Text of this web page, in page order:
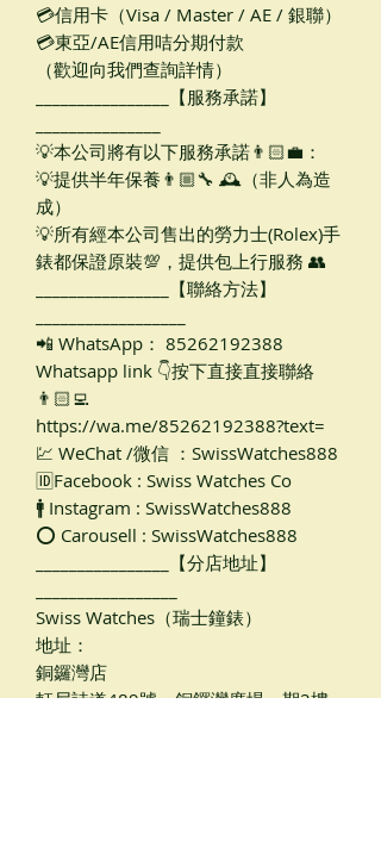
💳信用卡（Visa / Master / AE / 銀聯）
💳東亞/AE信用咭分期付款
（歡迎向我們查詢詳情）
________________【服務承諾】
💡本公司將有以下服務承諾👨🏻‍💼：
💡提供半年保養👨🏼‍🔧 🕰（非人為造
成）
💡所有經本公司售出的勞力士(Rolex)手
錶都保證原裝💯，提供包上行服務 👥
________________【聯絡方法】
📲 WhatsApp： 85262192388
Whatsapp link 👇按下直接直接聯絡
👨🏻‍💻
https://wa.me/85262192388?text=
💹 WeChat /微信 ：SwissWatches888
🆔Facebook : Swiss Watches Co
🚹 Instagram : SwissWatches888
⭕ Carousell : SwissWatches888
________________【分店地址】
Swiss Watches（瑞士鐘錶）
地址：
銅鑼灣店
軒尼詩道489號，銅鑼灣廣場一期2樓